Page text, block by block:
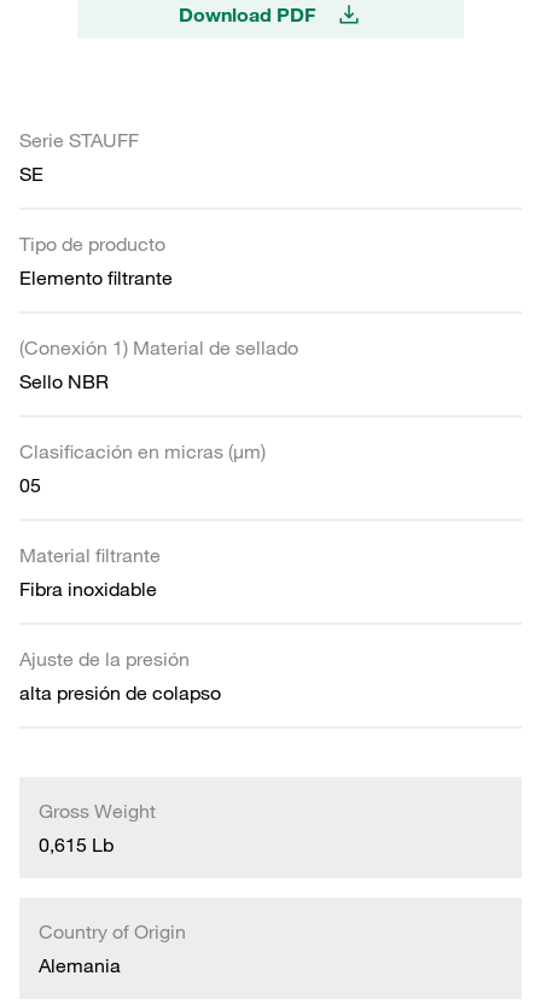
Download PDF
Serie STAUFF
SE
Tipo de producto
Elemento filtrante
(Conexión 1) Material de sellado
Sello NBR
Clasificación en micras (µm)
05
Material filtrante
Fibra inoxidable
Ajuste de la presión
alta presión de colapso
Gross Weight
0,615 Lb
Country of Origin
Alemania